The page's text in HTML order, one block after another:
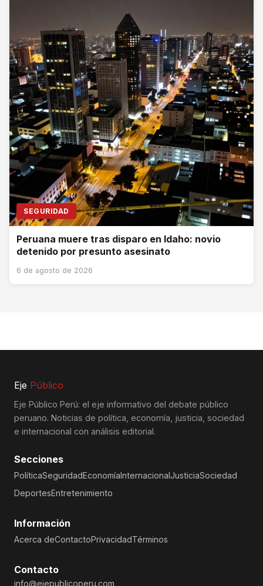
SEGURIDAD
Peruana muere tras disparo en Idaho: novio
detenido por presunto asesinato
6 de agosto de 2026
Eje Público
Eje Público Perú: el eje informativo del debate público
peruano. Noticias de política, economía, justicia, sociedad
e internacional con análisis editorial.
Secciones
PolíticaSeguridadEconomíaInternacionalJusticiaSociedad
DeportesEntretenimiento
Información
Acerca deContactoPrivacidadTérminos
Contacto
info@ejepublicoperu.com